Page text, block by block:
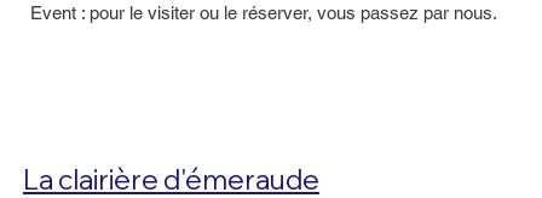
Event : pour le visiter ou le réserver, vous passez par nous.
La clairière d'émeraude